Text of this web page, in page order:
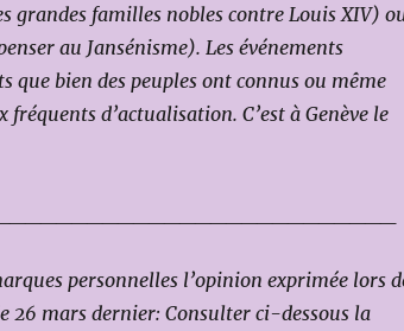
grandes familles nobles contre Louis XIV)
au Jansénisme). Les événements
que bien des peuples ont connus ou même
fréquents d’actualisation. C’est à Genève le
personnelles l’opinion exprimée lors
26 mars dernier: Consulter ci-dessous la